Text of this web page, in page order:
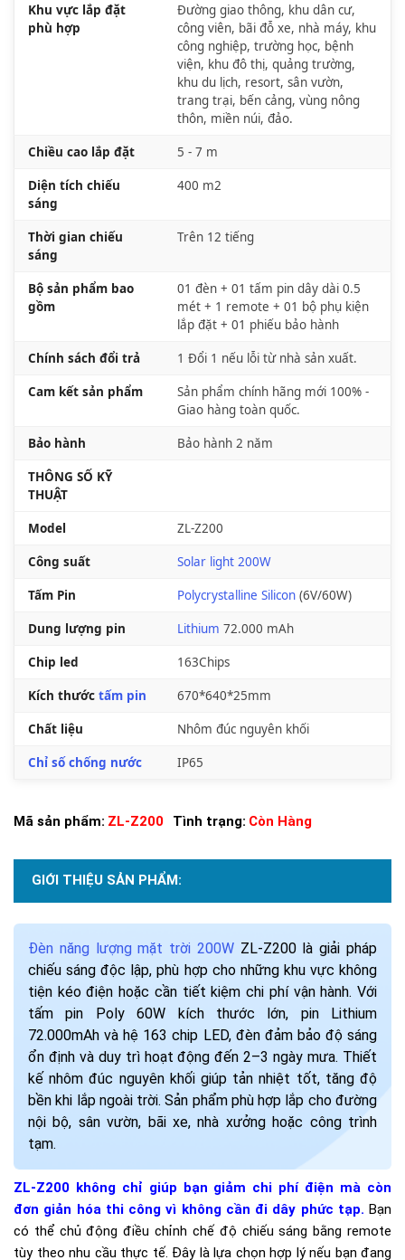
Khu vực lắp đặt
phù hợp
Đường giao thông, khu dân cư,
công viên, bãi đỗ xe, nhà máy, khu
công nghiệp, trường học, bệnh
viện, khu đô thị, quảng trường,
khu du lịch, resort, sân vườn,
trang trại, bến cảng, vùng nông
thôn, miền núi, đảo.
Chiều cao lắp đặt 5 - 7 m
Diện tích chiếu
sáng
400 m2
Thời gian chiếu
sáng
Trên 12 tiếng
Bộ sản phẩm bao
gồm
01 đèn + 01 tấm pin dây dài 0.5
mét + 1 remote + 01 bộ phụ kiện
lắp đặt + 01 phiếu bảo hành
Chính sách đổi trả 1 Đổi 1 nếu lỗi từ nhà sản xuất.
Cam kết sản phẩm
Sản phẩm chính hãng mới 100% -
Giao hàng toàn quốc.
Bảo hành Bảo hành 2 năm
THÔNG SỐ KỸ
THUẬT
Model ZL-Z200
Công suất Solar light 200W
Tấm Pin Polycrystalline Silicon (6V/60W)
Dung lượng pin Lithium 72.000 mAh
Chip led 163Chips
Kích thước tấm pin 670*640*25mm
Chất liệu Nhôm đúc nguyên khối
Chỉ số chống nước IP65
Mã sản phẩm: ZL-Z200 Tình trạng: Còn Hàng
GIỚI THIỆU SẢN PHẨM:
Đèn năng lượng mặt trời 200WZL-Z200 là giải pháp
chiếu sáng độc lập, phù hợp cho những khu vực không
tiện kéo điện hoặc cần tiết kiệm chi phí vận hành. Với
tấm pin Poly 60W kích thước lớn, pin Lithium
72.000mAh và hệ 163 chip LED, đèn đảm bảo độ sáng
ổn định và duy trì hoạt động đến 2–3 ngày mưa. Thiết
kế nhôm đúc nguyên khối giúp tản nhiệt tốt, tăng độ
bền khi lắp ngoài trời. Sản phẩm phù hợp lắp cho đường
nội bộ, sân vườn, bãi xe, nhà xưởng hoặc công trình
tạm.
ZL-Z200 không chỉ giúp bạn giảm chi phí điện mà còn
đơn giản hóa thi công vì không cần đi dây phức tạp. Bạn
có thể chủ động điều chỉnh chế độ chiếu sáng bằng remote
tùy theo nhu cầu thực tế. Đây là lựa chọn hợp lý nếu bạn đang